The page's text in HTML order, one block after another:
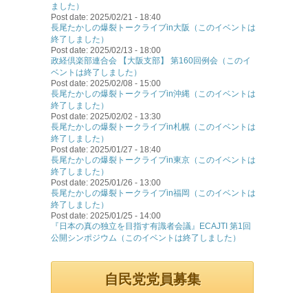
ました）
Post date: 2025/02/21 - 18:40
長尾たかしの爆裂トークライブin大阪（このイベントは
終了しました）
Post date: 2025/02/13 - 18:00
政経倶楽部連合会 【大阪支部】 第160回例会（このイ
ベントは終了しました）
Post date: 2025/02/08 - 15:00
長尾たかしの爆裂トークライブin沖縄（このイベントは
終了しました）
Post date: 2025/02/02 - 13:30
長尾たかしの爆裂トークライブin札幌（このイベントは
終了しました）
Post date: 2025/01/27 - 18:40
長尾たかしの爆裂トークライブin東京（このイベントは
終了しました）
Post date: 2025/01/26 - 13:00
長尾たかしの爆裂トークライブin福岡（このイベントは
終了しました）
Post date: 2025/01/25 - 14:00
『日本の真の独立を目指す有識者会議』ECAJTI 第1回
公開シンポジウム（このイベントは終了しました）
自民党党員募集